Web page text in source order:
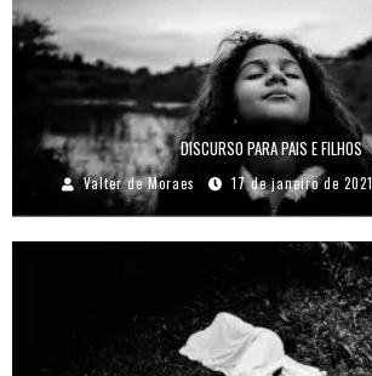
DISCURSO PARA PAIS E FILHOS
Valter de Moraes 17 de janeiro de 2021